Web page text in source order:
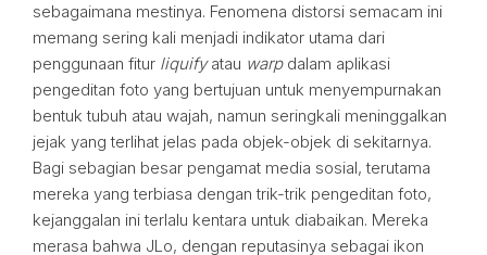
sebagaimana mestinya. Fenomena distorsi semacam ini
memang sering kali menjadi indikator utama dari
penggunaan fitur liquifyatau warpdalam aplikasi
pengeditan foto yang bertujuan untuk menyempurnakan
bentuk tubuh atau wajah, namun seringkali meninggalkan
jejak yang terlihat jelas pada objek-objek di sekitarnya.
Bagi sebagian besar pengamat media sosial, terutama
mereka yang terbiasa dengan trik-trik pengeditan foto,
kejanggalan ini terlalu kentara untuk diabaikan. Mereka
merasa bahwa JLo, dengan reputasinya sebagai ikon